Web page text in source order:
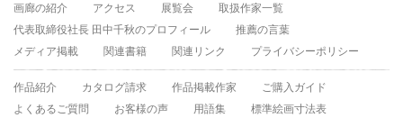
画廊の紹介 アクセス 展覧会
取扱作家一覧
代表取締役社長 田中千秋のプロフィール
推薦の言葉
メディア掲載
関連書籍 関連リンク プライバシーポリシー
作品紹介 カタログ請求 作品掲載作家
ご購入ガイド
よくあるご質問
お客様の声 用語集 標準絵画寸法表